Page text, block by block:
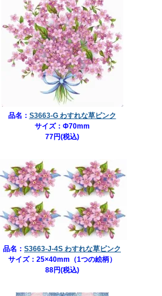
品名： S3663-G わすれな草ピンク
サイズ：Φ70mm
77円(税込)
品名： S3663-J-4S わすれな草ピンク
サイズ：25×40mm（1つの絵柄）
88円(税込)